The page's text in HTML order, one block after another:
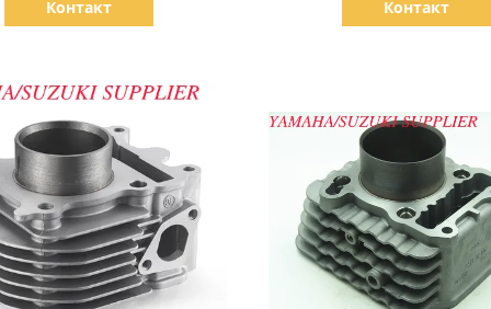
Контакт
энергосбережение
Контакт